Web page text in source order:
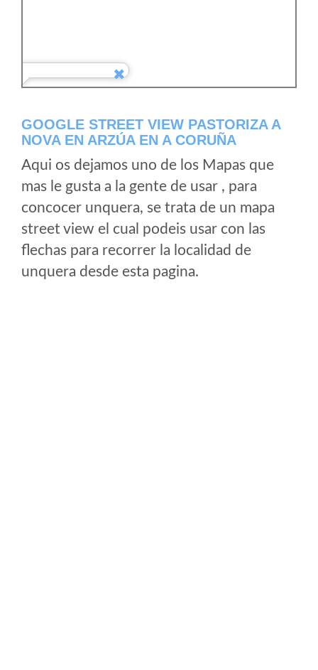
GOOGLE STREET VIEW PASTORIZA A
NOVA EN ARZÚA EN A CORUÑA
Aqui os dejamos uno de los Mapas que
mas le gusta a la gente de usar , para
concocer unquera, se trata de un mapa
street view el cual podeis usar con las
flechas para recorrer la localidad de
unquera desde esta pagina.